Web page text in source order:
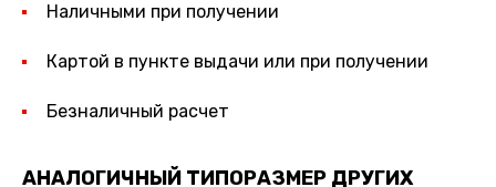
Наличными при получении
Картой в пункте выдачи или при получении
Безналичный расчет
АНАЛОГИЧНЫЙ ТИПОРАЗМЕР ДРУГИХ